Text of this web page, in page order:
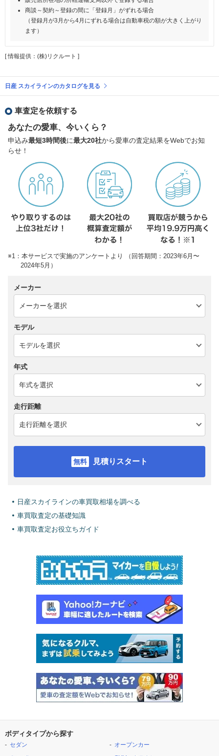
商談～契約～登録の間に「登録月」がずれる場合
（登録月が3月から4月にずれる場合は自動車税の額が大きく上がり
ます）
[ 情報提供：(株)リクルート ]
日産 スカイラインのカタログを見る
車査定を依頼する
あなたの愛車、今いくら？
申込み最短3時間後に最大20社から愛車の査定結果をWebでお知
らせ！
※1：本サービスで実施のアンケートより （回答期間：2023年6月〜
2024年5月）
メーカー
モデル
年式
走行距離
見積りスタート
日産スカイラインの車買取相場を調べる
車買取査定の基礎知識
車買取査定お役立ちガイド
ボディタイプから探す
セダン
オープンカー